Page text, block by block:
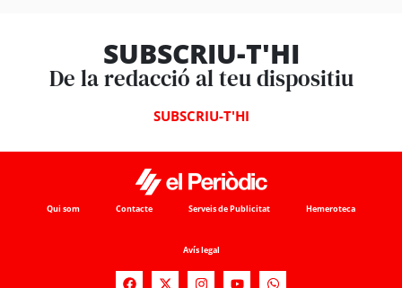
SUBSCRIU-T'HI
De la redacció al teu dispositiu
SUBSCRIU-T'HI
Qui som Contacte Serveis de Publicitat Hemeroteca
Avís legal